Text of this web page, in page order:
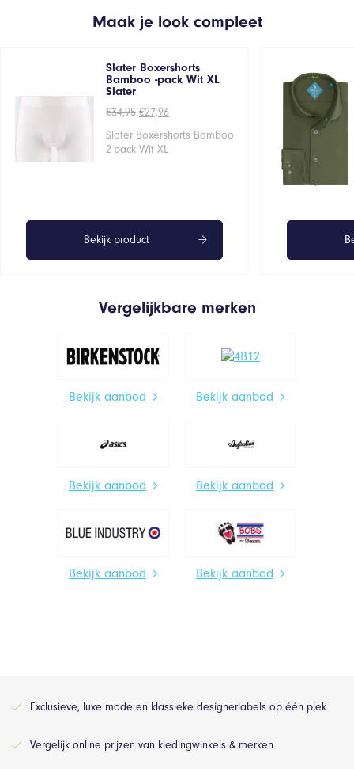
Maak je look compleet
Slater Boxershorts
Bamboo -pack Wit XL
Slater
€34,95 Oorspronkelijke
was:
€34,95.
€27,96Huidige
is:
Slater Boxershorts Bamboo
2-pack Wit XL
Bekijk product
Vergelijkbare merken
Bekijk aanbod Bekijk aanbod
Bekijk aanbod Bekijk aanbod
Bekijk aanbod Bekijk aanbod
Exclusieve, luxe mode en klassieke designerlabels op één plek
Vergelijk online prijzen van kledingwinkels & merken